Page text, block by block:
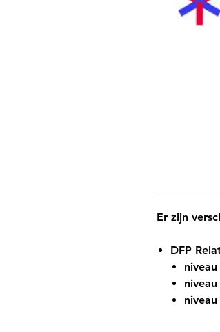
Er zijn
DFP
niveau
niveau
niveau